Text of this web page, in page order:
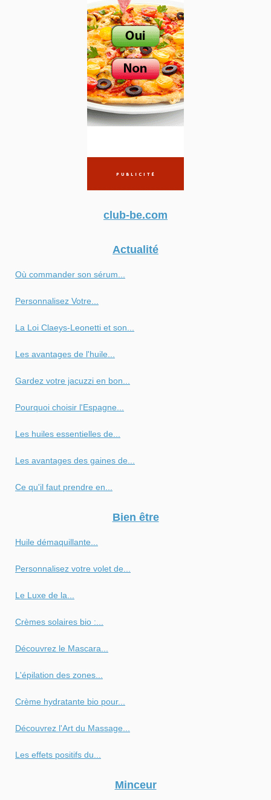
club-be.com
Actualité
Où commander son sérum...
Personnalisez Votre...
La Loi Claeys-Leonetti et son...
Les avantages de l'huile...
Gardez votre jacuzzi en bon...
Pourquoi choisir l'Espagne...
Les huiles essentielles de...
Les avantages des gaines de...
Ce qu'il faut prendre en...
Bien être
Huile démaquillante...
Personnalisez votre volet de...
Le Luxe de la...
Crèmes solaires bio :...
Découvrez le Mascara...
L'épilation des zones...
Crème hydratante bio pour...
Découvrez l'Art du Massage...
Les effets positifs du...
Minceur